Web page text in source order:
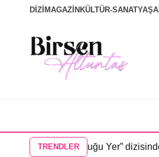
DİZİ MAGAZİN KÜLTÜR-SANAT
TRENDLER
Doğduğu Yer” dizisinde•